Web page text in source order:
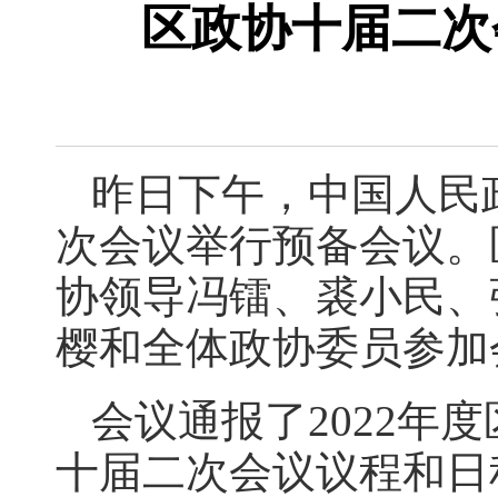
区政协十届二
昨日下午，中国人
次会议举行预备会议
协领导冯镭、裘小民
樱和全体政协委员参
会议通报了2022年
十届二次会议议程和